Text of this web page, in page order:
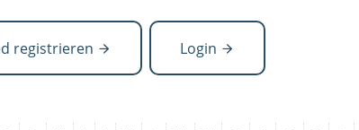
registrieren Login